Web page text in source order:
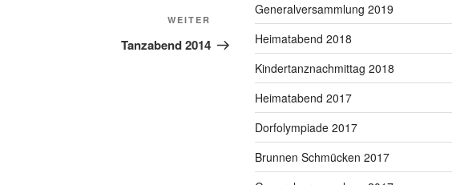
Nächster
Beitrag
WEITER
Tanzabend 2014
Generalversammlung 2019
Heimatabend 2018
Kindertanznachmittag 2018
Heimatabend 2017
Dorfolympiade 2017
Brunnen Schmücken 2017